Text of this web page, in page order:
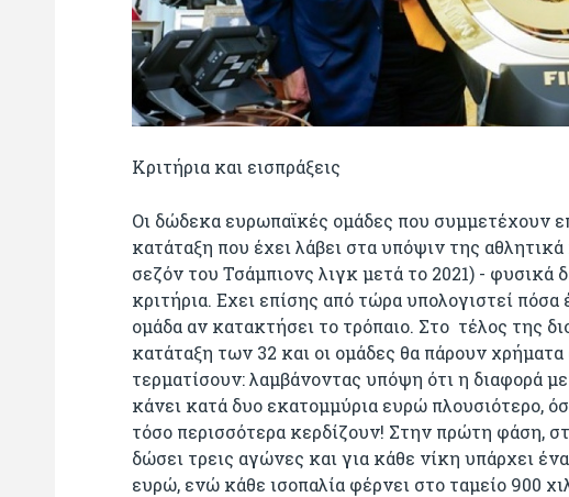
Κριτήρια και εισπράξεις
Οι δώδεκα ευρωπαϊκές ομάδες που συμμετέχουν
κατάταξη που έχει λάβει στα υπόψιν της αθλητικά
σεζόν του Τσάμπιονς λιγκ μετά το 2021) - φυσικά
κριτήρια. Εχει επίσης από τώρα υπολογιστεί
ομάδα αν κατακτήσει το τρόπαιο. Στο τέλος της
κατάταξη των 32 και οι ομάδες θα πάρουν
τερματίσουν: λαμβάνοντας υπόψη ότι η διαφορά
κάνει κατά δυο εκατομμύρια ευρώ πλουσιότερο,
τόσο περισσότερα κερδίζουν! Στην πρώτη φάση,
δώσει τρεις αγώνες και για κάθε νίκη υπάρχει
ευρώ, ενώ κάθε ισοπαλία φέρνει στο ταμείο 900